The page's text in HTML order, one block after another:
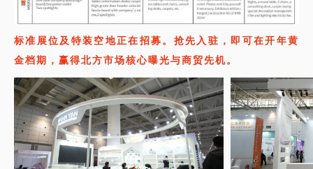
标准展位及特装空地正在招募。抢先入驻，即可在开年黄
金档期，赢得北方市场核心曝光与商贸先机。